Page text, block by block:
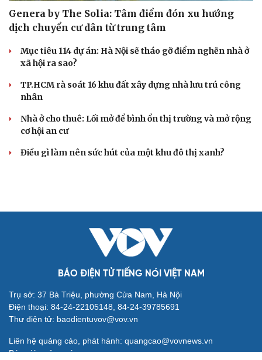
Genera by The Solia: Tâm điểm đón xu hướng
dịch chuyển cư dân từ trung tâm
Mục tiêu 114 dự án: Hà Nội sẽ tháo gỡ điểm nghẽn nhà ở
xã hội ra sao?
TP.HCM rà soát 16 khu đất xây dựng nhà lưu trú công
nhân
Nhà ở cho thuê: Lối mở để bình ổn thị trường và mở rộng
cơ hội an cư
Điều gì làm nên sức hút của một khu đô thị xanh?
BÁO ĐIỆN TỬ TIẾNG NÓI VIỆT NAM
Trụ sở: 37 Bà Triệu, phường Cửa Nam, Hà Nội
Điện thoại: 84-24-22105148, 84-24-39785691
Thư điện tử: baodientuvov@vov.vn
Liên hệ quảng cáo, phát hành: quangcao@vovnews.vn
Báo giá quảng cáo